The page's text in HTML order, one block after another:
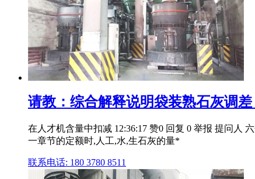
请教：综合解释说明袋装熟石灰调
在人才机含量中扣减 12:36:17 赞0 回复 0 举报 提问人
一章节的定额时,人工,水,生石灰的量*
联系电话: 180 3780 8511